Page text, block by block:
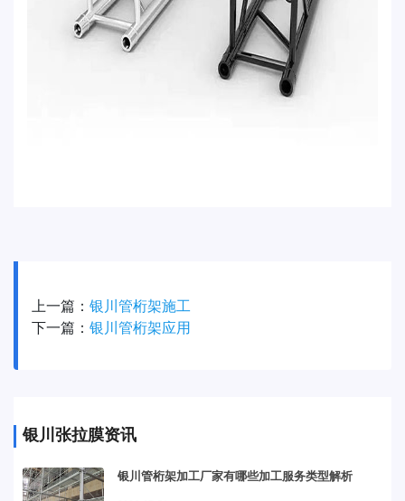
上一篇： 银川管桁架施工
下一篇： 银川管桁架应用
银川张拉膜资讯
银川管桁架加工厂家有哪些加工服务类型解析